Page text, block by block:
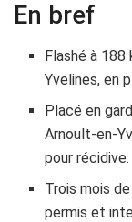
En bref
Flashé à 188
Yvelines, en
Placé en
Arnoult-en-
pour récidive.
Trois mois
permis et